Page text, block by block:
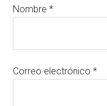
Nombre*
Correo electrónico*